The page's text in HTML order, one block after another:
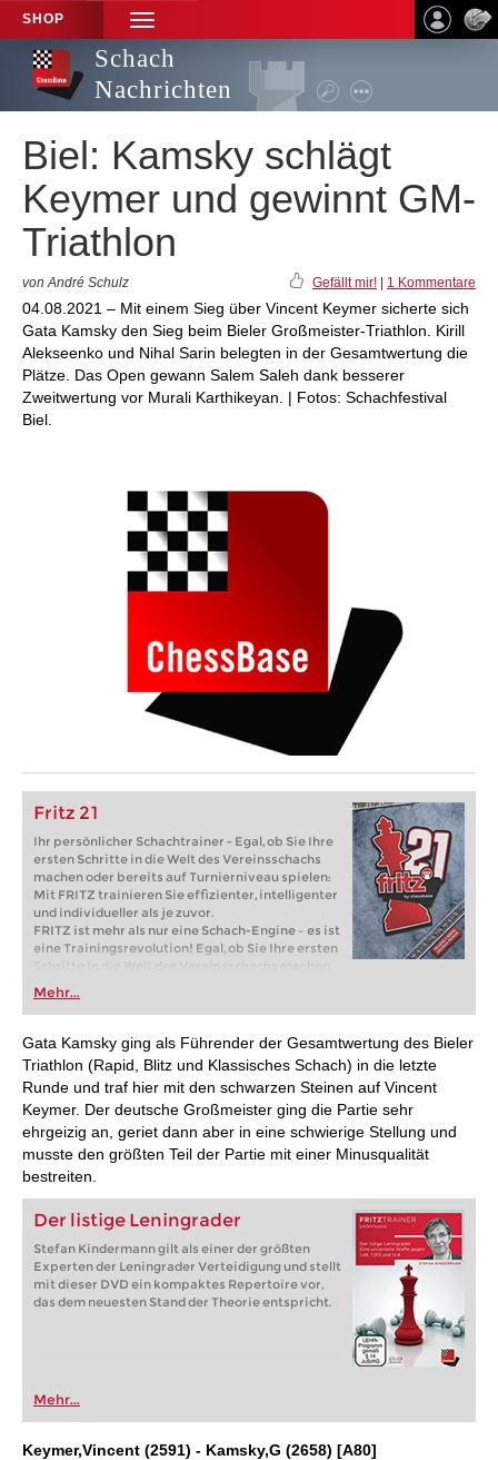
SHOP
TOGGLE
NAVIGATION
Schach
Nachrichten
Biel: Kamsky schlägt
Keymer und gewinnt GM-
Triathlon
von André Schulz Gefällt mir! 1 Kommentare
04.08.2021 – Mit einem Sieg über Vincent Keymer sicherte sich
Gata Kamsky den Sieg beim Bieler Großmeister-Triathlon. Kirill
Alekseenko und Nihal Sarin belegten in der Gesamtwertung die
Plätze. Das Open gewann Salem Saleh dank besserer
Zweitwertung vor Murali Karthikeyan. | Fotos: Schachfestival
Biel.
Fritz 21
Ihr persönlicher Schachtrainer - Egal, ob Sie Ihre
ersten Schritte in die Welt des Vereinsschachs
machen oder bereits auf Turnierniveau spielen:
Mit FRITZ trainieren Sie effizienter, intelligenter
und individueller als je zuvor.
FRITZ ist mehr als nur eine Schach-Engine – es ist
eine Trainingsrevolution! Egal, ob Sie Ihre ersten
Schritte in die Welt des Vereinsschachs machen
oder bereits auf Turnierniveau spielen: Mit
FRITZ trainieren Sie effizienter, intelligenter und
individueller als je zuvor.
Mehr...
Gata Kamsky ging als Führender der Gesamtwertung des Bieler
Triathlon (Rapid, Blitz und Klassisches Schach) in die letzte
Runde und traf hier mit den schwarzen Steinen auf Vincent
Keymer. Der deutsche Großmeister ging die Partie sehr
ehrgeizig an, geriet dann aber in eine schwierige Stellung und
musste den größten Teil der Partie mit einer Minusqualität
bestreiten.
Der listige Leningrader
Stefan Kindermann gilt als einer der größten
Experten der Leningrader Verteidigung und stellt
mit dieser DVD ein kompaktes Repertoire vor,
das dem neuesten Stand der Theorie entspricht.
Mehr...
Keymer,Vincent (2591) - Kamsky,G (2658) [A80]